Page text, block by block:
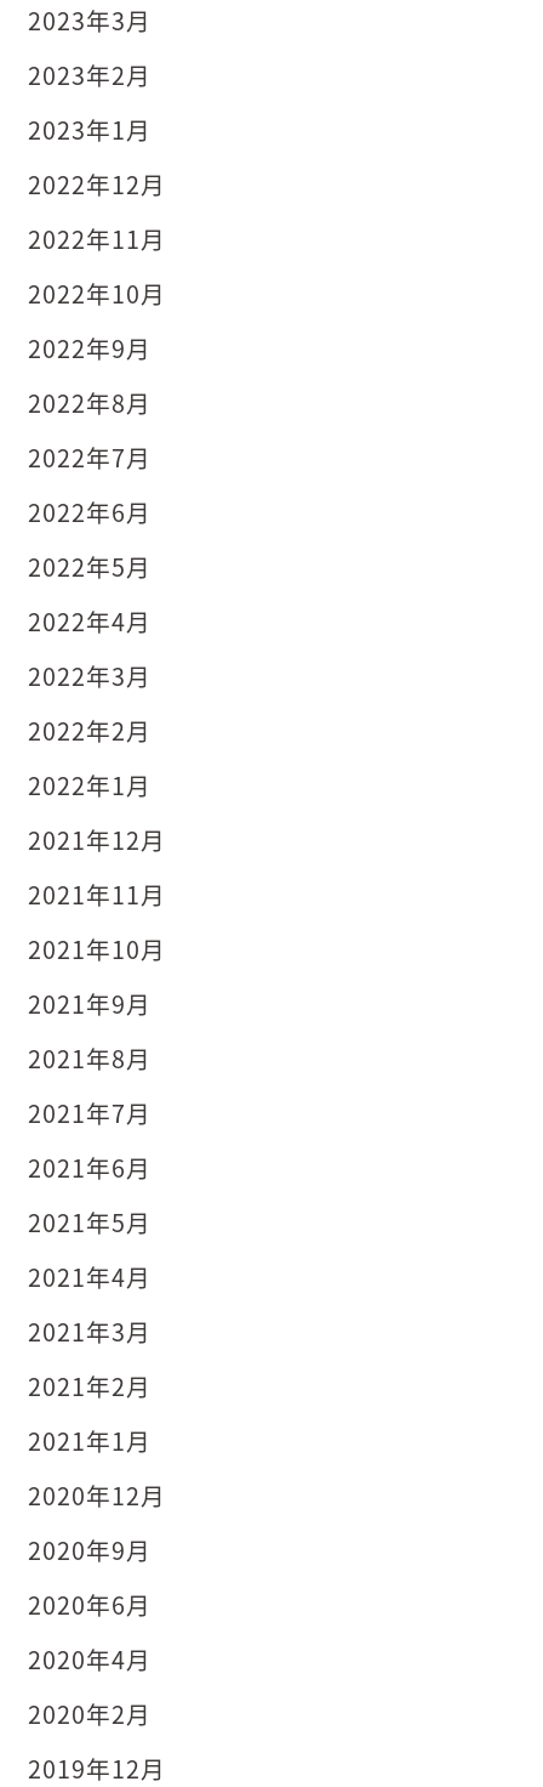
2023年3月
2023年2月
2023年1月
2022年12月
2022年11月
2022年10月
2022年9月
2022年8月
2022年7月
2022年6月
2022年5月
2022年4月
2022年3月
2022年2月
2022年1月
2021年12月
2021年11月
2021年10月
2021年9月
2021年8月
2021年7月
2021年6月
2021年5月
2021年4月
2021年3月
2021年2月
2021年1月
2020年12月
2020年9月
2020年6月
2020年4月
2020年2月
2019年12月